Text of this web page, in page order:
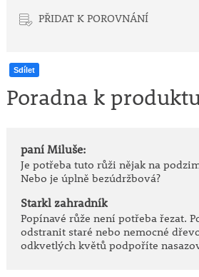
PŘIDAT K POROVNÁNÍ
Sdílet
Poradna k
paní Miluše:
Je potřeba tuto růži nějak na
Nebo je úplně bezúdržbová?
Starkl zahradník
Popínavé růže není potřeba řezat.
odstranit staré nebo nemocné
odkvetlých květů podpoříte